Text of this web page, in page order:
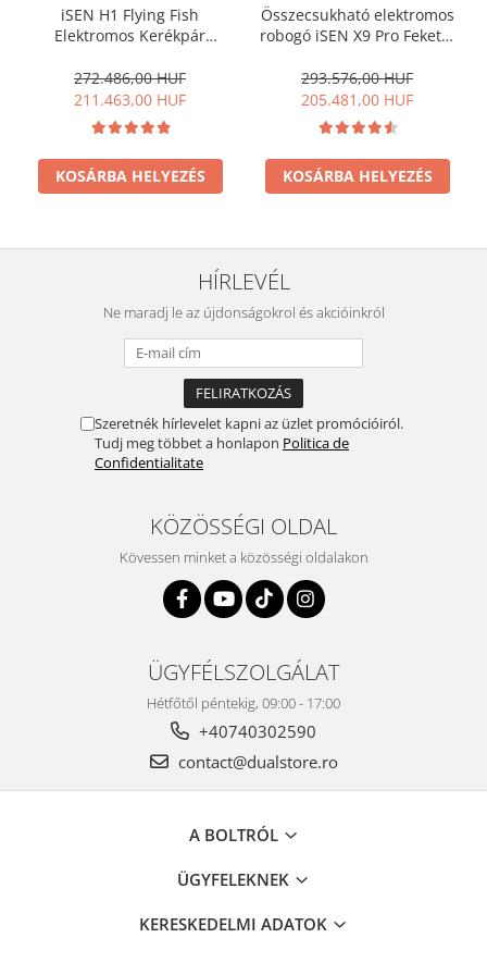
iSEN H1 Flying Fish
Elektromos Kerékpár
Elektromos vagy Segített
Kerékpározás, 25km/h, IPX4,
Leszerelhető 10Ah
Akkumulátor
272.486,00 HUF
211.463,00 HUF
KOSÁRBA HELYEZÉS
Összecsukható elektromos
robogó iSEN X9 Pro Fekete,
maximális autonómia 100
km, sebesség akár 40 km/h,
kivehető akkumulátor
48V15.6A
293.576,00 HUF
205.481,00 HUF
KOSÁRBA HELYEZÉS
HÍRLEVÉL
Ne maradj le az újdonságokrol és akcióinkról
Szeretnék hírlevelet kapni az üzlet promócióiról.
Tudj meg többet a honlapon Politica de
Confidentialitate
KÖZÖSSÉGI OLDAL
Kövessen minket a közösségi oldalakon
ÜGYFÉLSZOLGÁLAT
Hétfőtől péntekig, 09:00 - 17:00
+40740302590
contact@dualstore.ro
A BOLTRÓL
ÜGYFELEKNEK
KERESKEDELMI ADATOK